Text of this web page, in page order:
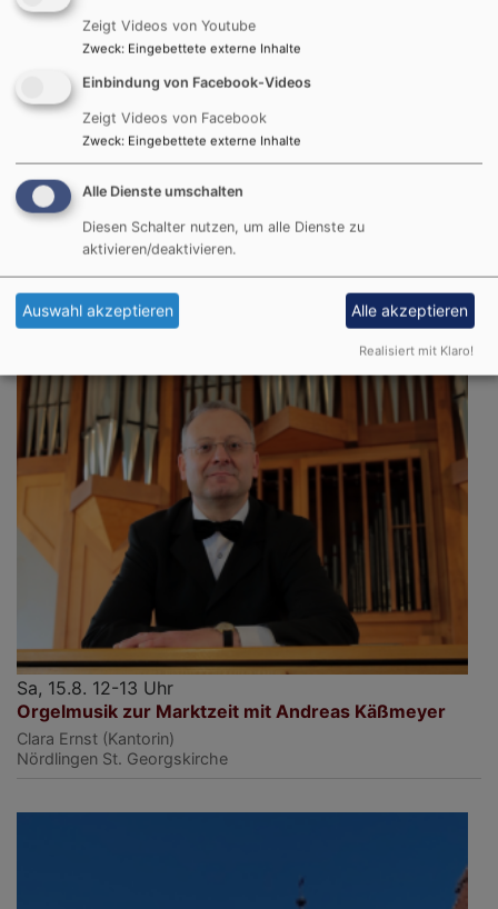
Do, 13.8. 15-16 Uhr
Gottesdienst im Bürgerheim
Nördlingen Pflegezentrum Bürgerheim
Sa, 15.8. 12-13 Uhr
Orgelmusik zur Marktzeit mit Andreas Käßmeyer
Clara Ernst (Kantorin)
Nördlingen St. Georgskirche
Zeigt Videos von Youtube
Zweck: Eingebettete externe Inhalte
Einbindung von Facebook-Videos
Zeigt Videos von Facebook
Zweck: Eingebettete externe Inhalte
Alle Dienste umschalten
Diesen Schalter nutzen, um alle Dienste zu
aktivieren/deaktivieren.
Auswahl akzeptieren Alle akzeptieren
Realisiert mit Klaro!